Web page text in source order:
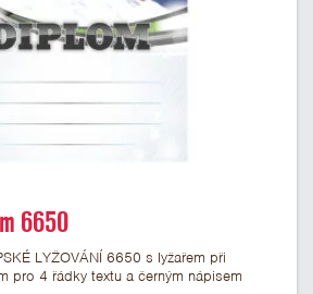
6650
LYŽOVÁNÍ 6650 s lyžařem při
pro 4 řádky textu a černým nápisem